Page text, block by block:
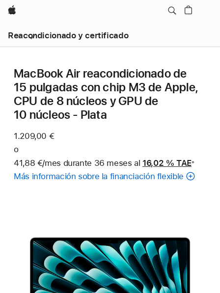
Apple
Reacondicionado y certificado
MacBook Air reacondicionado de
15 pulgadas con chip M3 de Apple,
CPU de 8 núcleos y GPU de
10 núcleos - Plata
1.209,00 €
o
41,88 €/mes durante 36 meses al 16,02 %TAE
a
※
Más información sobre la financiación flexible